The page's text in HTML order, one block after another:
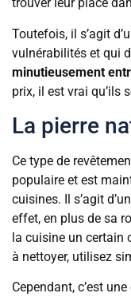
Toutefois, il s’agit
vulnérabilités et qui
minutieusement
prix, il est vrai qu’ils
La pierre
Ce type de
populaire et est
cuisines. Il s’agit
effet, en plus de sa
la cuisine un certain
à nettoyer, utilisez
Cependant, c’est